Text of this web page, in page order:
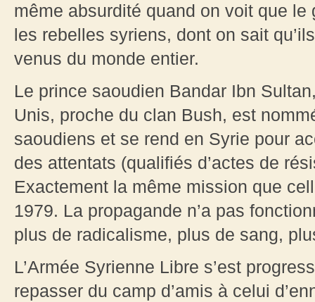
même absurdité quand on voit que
les rebelles syriens, dont on sait
venus du monde entier.
Le prince saoudien Bandar Ibn
Unis, proche du clan Bush, est
saoudiens et se rend en Syrie pour
des attentats (qualifiés d’actes de
Exactement la même mission que
1979. La propagande n’a pas
plus de radicalisme, plus de sang,
L’Armée Syrienne Libre s’est
repasser du camp d’amis à celui